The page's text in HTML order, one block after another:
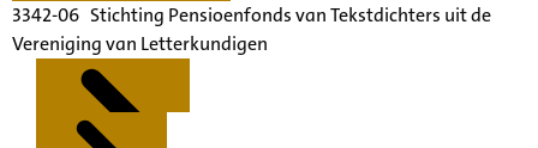
3342-06 Stichting Pensioenfonds van Tekstdichters uit de
Vereniging van Letterkundigen